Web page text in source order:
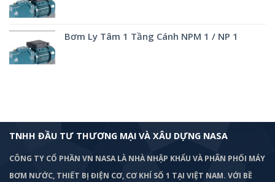
Bơm Ly Tâm 1 Tầng Cánh NPM 1 / NP 1
TNHH ĐẦU TƯ THƯƠNG MẠI VÀ XÂU DỰNG NASA
CÔNG TY CỔ PHẦN VN NASA LÀ NHÀ NHẬP KHẨU VÀ PHÂN PHỐI MÁY
BƠM NƯỚC, THIẾT BỊ ĐIỆN CƠ, CƠ KHÍ SỐ 1 TẠI VIỆT NAM. VỚI BỀ